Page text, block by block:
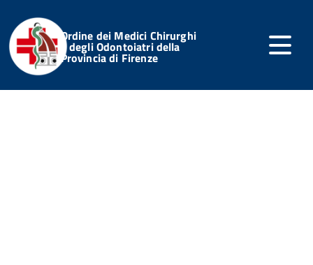
Ordine dei Medici Chirurghi
e degli Odontoiatri della
Provincia di Firenze